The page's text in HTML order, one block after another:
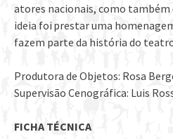
atores nacionais, como também
ideia foi prestar uma
fazem parte da história do
Produtora de Objetos: Rosa
Supervisão Cenográfica: Luis
FICHA TÉCNICA